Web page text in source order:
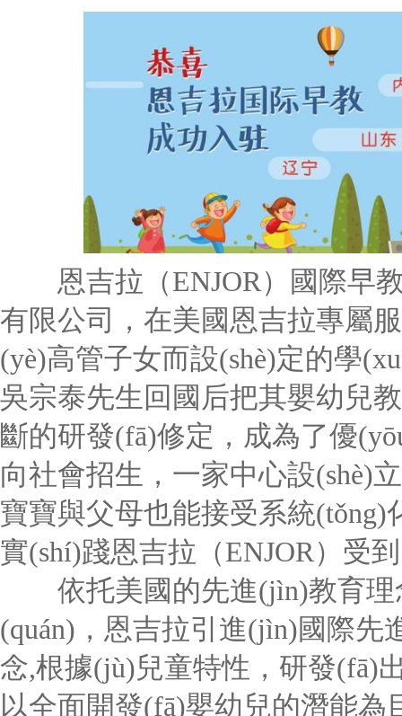
恩吉拉（ENJOR）國際早教
有限公司，在美國恩吉拉專屬
(yè)高管子女而設(shè)定的學
吳宗泰先生回國后把其嬰幼兒
斷的研發(fā)修定，成為了優
向社會招生，一家中心設(shè)
寶寶與父母也能接受系統
實(shí)踐恩吉拉（ENJOR）受
依托美國的先進(jìn)教育理
(quán)，恩吉拉引進(jìn)國際先
念,根據(jù)兒童特性，研發(fā)
以全面開發(fā)嬰幼兒的潛能為